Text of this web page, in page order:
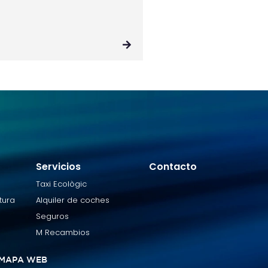
Servicios
Taxi Ecològic
Alquiler de coches
Seguros
M Recambios
Contacto
WEB